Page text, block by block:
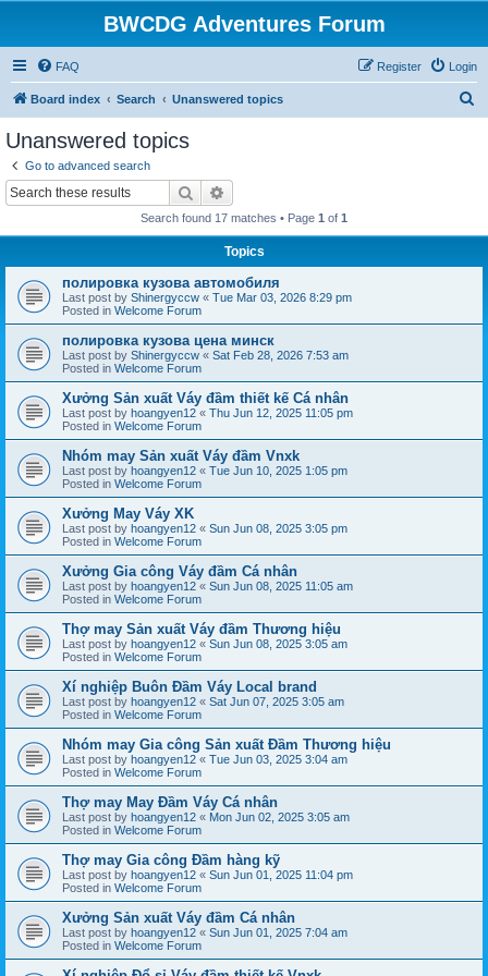
BWCDG Adventures Forum
FAQ Login
Register
Board index Search Unanswered topics
Unanswered topics
Go to advanced search
Search
Search found 17 matches • Page 1 of 1
Topics
полировка кузова автомобиля
Last post by Shinergyccw « Tue Mar 03, 2026 8:29 pm
Posted in Welcome Forum
полировка кузова цена минск
Last post by Shinergyccw « Sat Feb 28, 2026 7:53 am
Posted in Welcome Forum
Xưởng Sản xuất Váy đầm thiết kế Cá nhân
Last post by hoangyen12 « Thu Jun 12, 2025 11:05 pm
Posted in Welcome Forum
Nhóm may Sản xuất Váy đầm Vnxk
Last post by hoangyen12 « Tue Jun 10, 2025 1:05 pm
Posted in Welcome Forum
Xưởng May Váy XK
Last post by hoangyen12 « Sun Jun 08, 2025 3:05 pm
Posted in Welcome Forum
Xưởng Gia công Váy đầm Cá nhân
Last post by hoangyen12 « Sun Jun 08, 2025 11:05 am
Posted in Welcome Forum
Thợ may Sản xuất Váy đầm Thương hiệu
Last post by hoangyen12 « Sun Jun 08, 2025 3:05 am
Posted in Welcome Forum
Xí nghiệp Buôn Đầm Váy Local brand
Last post by hoangyen12 « Sat Jun 07, 2025 3:05 am
Posted in Welcome Forum
Nhóm may Gia công Sản xuất Đầm Thương hiệu
Last post by hoangyen12 « Tue Jun 03, 2025 3:04 am
Posted in Welcome Forum
Thợ may May Đầm Váy Cá nhân
Last post by hoangyen12 « Mon Jun 02, 2025 3:05 am
Posted in Welcome Forum
Thợ may Gia công Đầm hàng kỹ
Last post by hoangyen12 « Sun Jun 01, 2025 11:04 pm
Posted in Welcome Forum
Xưởng Sản xuất Váy đầm Cá nhân
Last post by hoangyen12 « Sun Jun 01, 2025 7:04 am
Posted in Welcome Forum